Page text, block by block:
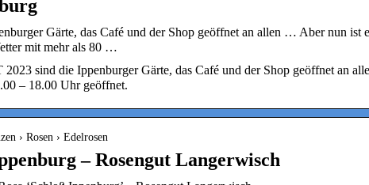
Gärte, das Café und der Shop geöffnet an allen … Aber nun ist
mit mehr als 80 …
sind die Ippenburger Gärte, das Café und der Shop geöffnet an
– 18.00 Uhr geöffnet.
› Rosen › Edelrosen
– Rosengut Langerwisch